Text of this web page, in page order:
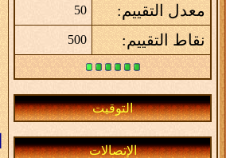
معدل التقييم: 50
نقاط التقييم: 500
التوقيت
الإتصالات